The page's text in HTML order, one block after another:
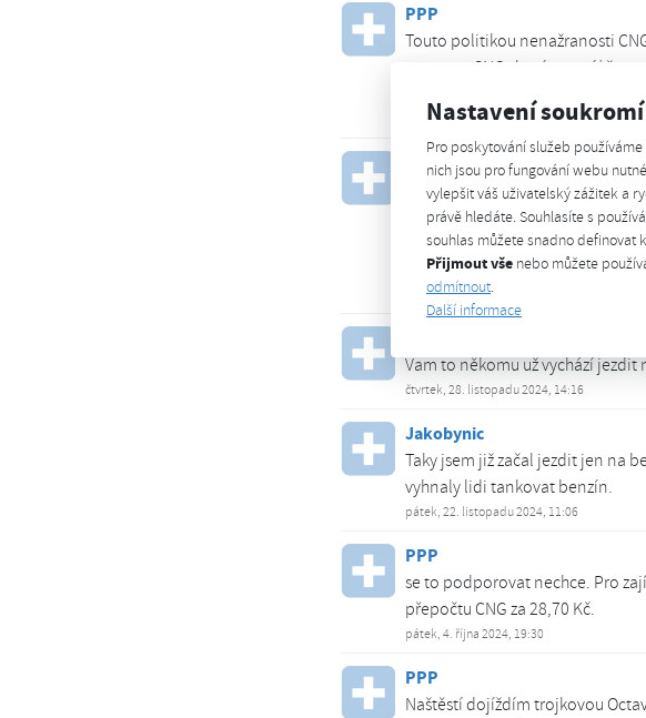
Nastavení soukromí
Pro poskytování služeb
nich jsou pro fungování webu
vylepšit váš uživatelský zážitek a
právě hledáte. Souhlasíte s
souhlas můžete snadno definovat
Přijmout vše nebo můžete
odmítnout.
Další informace
PPP
Touto politikou nenažranosti
se aut na CNG zbavíme a síť
neděle, 8. prosince 2024, 00:15
Kamil Lesák - ekolog a
Správný dotaz. Ano, CNG je
pokud CNG stojí 38 Kč/kg, pak
píše, že přechází na benzin,
pravdou, že ten efekt již není
pátek, 29. listopadu 2024, 10:02
Vam to někomu už vychází jezdit
čtvrtek, 28. listopadu 2024, 14:16
Jakobynic
Taky jsem již začal jezdit jen na
vyhnaly lidi tankovat benzín.
pátek, 22. listopadu 2024, 11:06
PPP
se to podporovat nechce. Pro
přepočtu CNG za 28,70 Kč.
pátek, 4. října 2024, 19:30
PPP
Naštěstí dojíždím trojkovou